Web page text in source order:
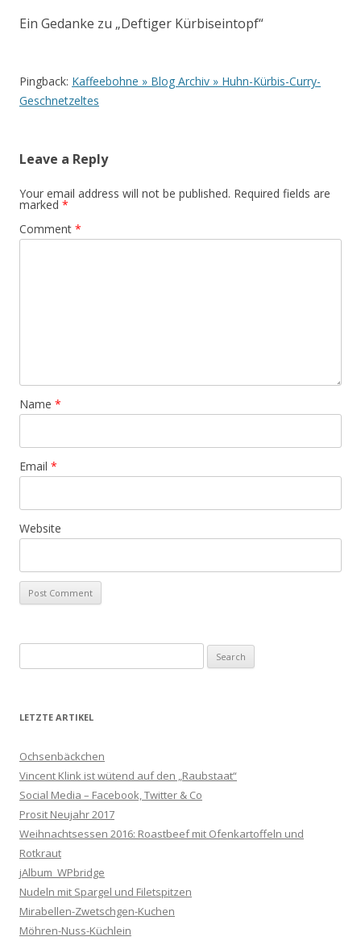
Ein Gedanke zu „Deftiger Kürbiseintopf“
Pingback: Kaffeebohne » Blog Archiv » Huhn-Kürbis-Curry-
Geschnetzeltes
Leave a Reply
Your email address will not be published. Required fields are
marked *
Comment *
Name *
Email *
Website
for:
LETZTE ARTIKEL
Ochsenbäckchen
Vincent Klink ist wütend auf den „Raubstaat“
Social Media – Facebook, Twitter & Co
Prosit Neujahr 2017
Weihnachtsessen 2016: Roastbeef mit Ofenkartoffeln und
Rotkraut
jAlbum_WPbridge
Nudeln mit Spargel und Filetspitzen
Mirabellen-Zwetschgen-Kuchen
Möhren-Nuss-Küchlein